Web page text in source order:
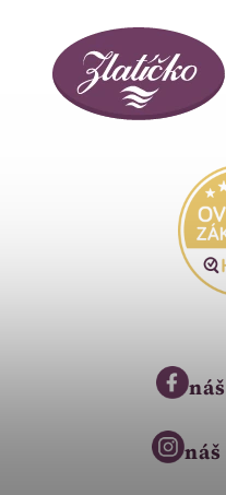
náš
náš